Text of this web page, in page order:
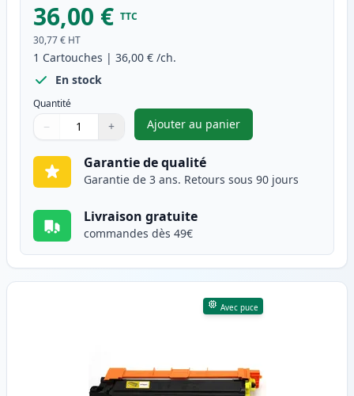
36,00 € TTC
30,77 € HT
1 Cartouches | 36,00 € /ch.
En stock
Quantité
Quantité
Utilisez les boutons pour ajuster
− +
Quantité
Ajouter au panier
,Brother TN247 (TN243)
Garantie de qualité
Garantie de 3 ans. Retours sous 90 jours
Livraison gratuite
commandes dès 49€
Avec puce